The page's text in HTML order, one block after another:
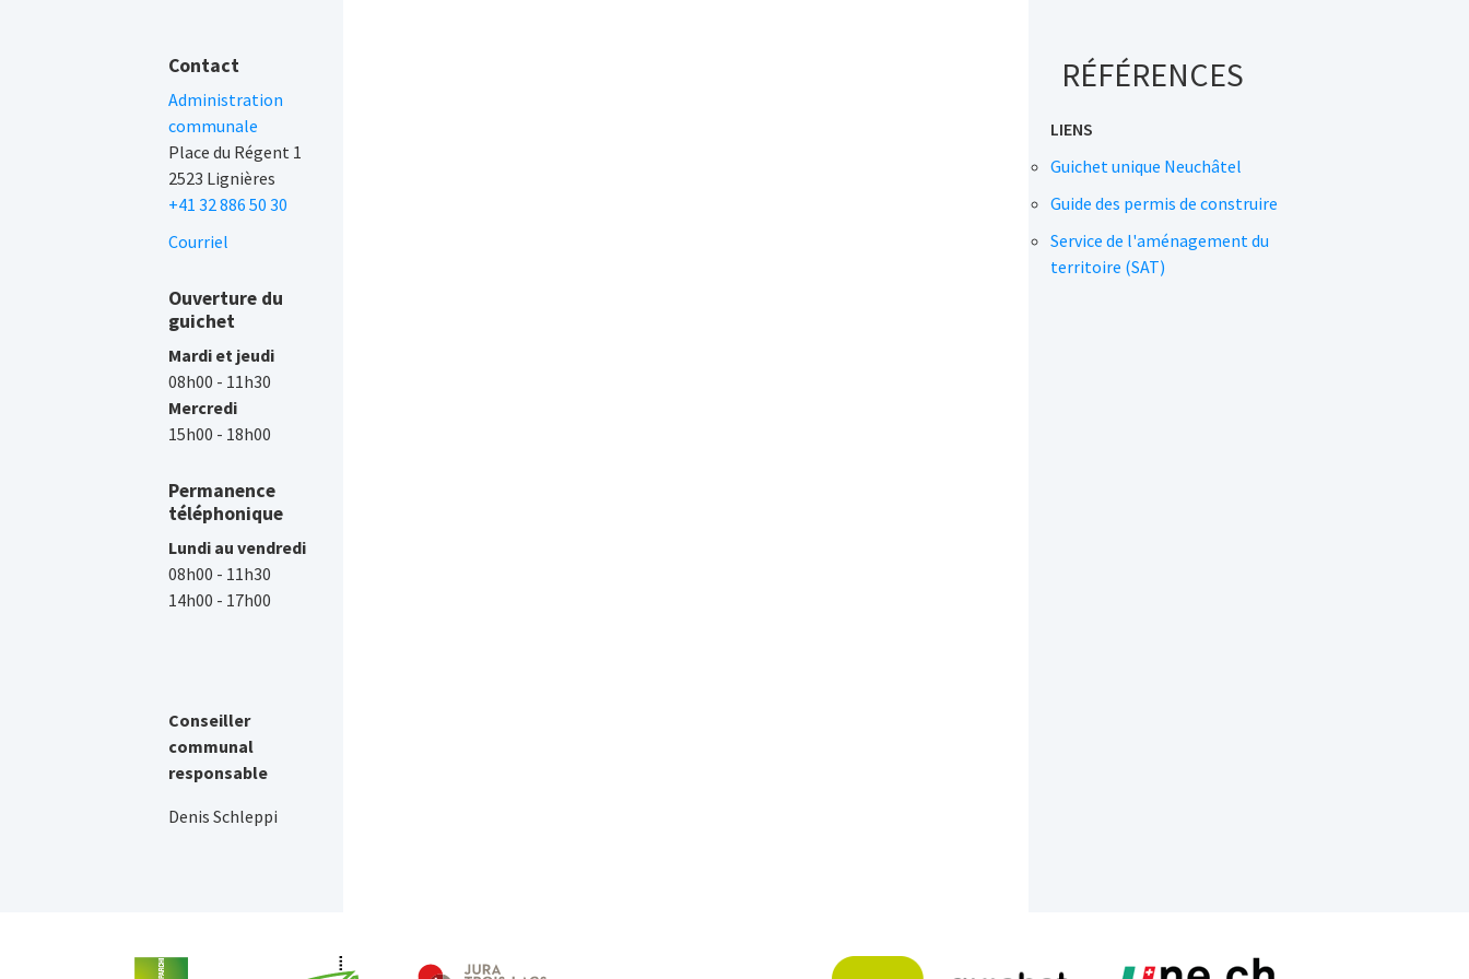
Contact
Administration
communale
Place du Régent 1
2523 Lignières
+41 32 886 50 30
Courriel
Ouverture du
guichet
Mardi et jeudi
08h00 - 11h30
Mercredi
15h00 - 18h00
Permanence
téléphonique
Lundi au vendredi
08h00 - 11h30
14h00 - 17h00
Conseiller
communal
responsable
Denis Schleppi
RÉFÉRENCES
LIENS
Guichet unique Neuchâtel
Guide des permis de construire
Service de l'aménagement du
territoire (SAT)